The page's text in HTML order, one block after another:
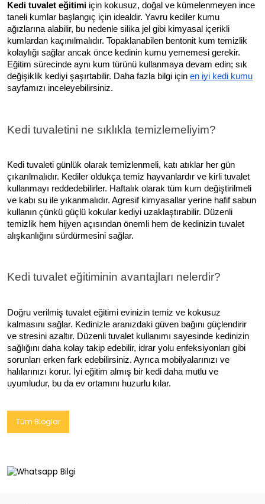
Kedi tuvalet eğitimi için kokusuz, doğal ve kümelenmeyen ince
taneli kumlar başlangıç için idealdir. Yavru kediler kumu
ağızlarına alabilir, bu nedenle silika jel gibi kimyasal içerikli
kumlardan kaçınılmalıdır. Topaklanabilen bentonit kum temizlik
kolaylığı sağlar ancak önce kedinin kumu yememesi gerekir.
Eğitim sürecinde aynı kum türünü kullanmaya devam edin; sık
değişiklik kediyi şaşırtabilir. Daha fazla bilgi için en iyi kedi kumu
sayfamızı inceleyebilirsiniz.
Kedi tuvaletini ne sıklıkla temizlemeliyim?
Kedi tuvaleti günlük olarak temizlenmeli, katı atıklar her gün
çıkarılmalıdır. Kediler oldukça temiz hayvanlardır ve kirli tuvalet
kullanmayı reddedebilirler. Haftalık olarak tüm kum değiştirilmeli
ve kabı su ile yıkanmalıdır. Agresif kimyasallar yerine hafif sabun
kullanın çünkü güçlü kokular kediyi uzaklaştırabilir. Düzenli
temizlik hem hijyen açısından önemli hem de kedinizin tuvalet
alışkanlığını sürdürmesini sağlar.
Kedi tuvalet eğitiminin avantajları nelerdir?
Doğru verilmiş tuvalet eğitimi evinizin temiz ve kokusuz
kalmasını sağlar. Kedinizle aranızdaki güven bağını güçlendirir
ve stresini azaltır. Düzenli tuvalet kullanımı sayesinde kedinizin
sağlığını daha kolay takip edebilir, idrar yolu enfeksiyonları gibi
sorunları erken fark edebilirsiniz. Ayrıca mobilyalarınızı ve
halılarınızı korur. İyi eğitim almış bir kedi daha mutlu ve
uyumludur, bu da ev ortamını huzurlu kılar.
Tüm Bloglar